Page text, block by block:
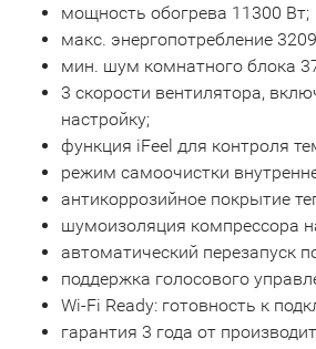
мощность обогрева 11300 Вт;
макс. энергопотребление
мин. шум комнатного блока
3 скорости вентилятора,
настройку;
функция iFeel для контроля
режим самоочистки
антикоррозийное покрытие
шумоизоляция компрессора
автоматический перезапуск
поддержка голосового
Wi-Fi Ready: готовность к
гарантия 3 года от